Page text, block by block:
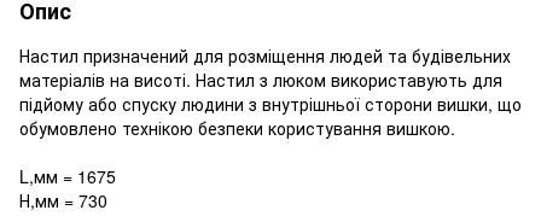
Опис
Настил призначений для розміщення людей та будівельних
матеріалів на висоті. Настил з люком використавують для
підйому або спуску людини з внутрішньої сторони вишки, що
обумовлено технікою безпеки користування вишкою.
L,мм = 1675
Н,мм = 730